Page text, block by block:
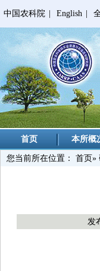
中国农科院 English
首页 本所概
您当前所在位置： 首页»
发